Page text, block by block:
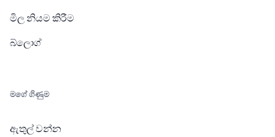
මිල නියම කිරීම
බ්ලොග්
මගේ ගිණුම
ඇතුල් වන්න